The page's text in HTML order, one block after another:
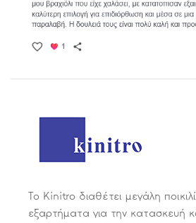
Το Kinitro διαθέτει μεγάλη
εξαρτήματα για την κατασκευή